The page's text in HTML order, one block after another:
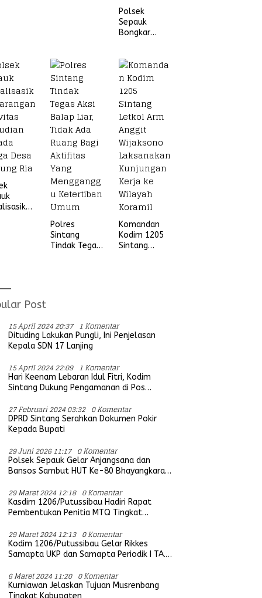
Polsek
Sepauk
Bongkar
dusun Lepung
Beruang Desa
38 Kayu Lapis
Polres
Sintang
Tindak Tegas
Umum
Komandan
Kodim 1205
Sintang
Koramil
Post
15 April 2024 20:37 1 Komentar
Dituding Lakukan Pungli, Ini Penjelasan
Kepala SDN 17 Lanjing
15 April 2024 22:09 1 Komentar
Hari Keenam Lebaran Idul Fitri, Kodim
Sintang Dukung Pengamanan di Pos
27 Februari 2024 03:32 0 Komentar
DPRD Sintang Serahkan Dokumen Pokir
Kepada Bupati
29 Juni 2026 11:17 0 Komentar
Polsek Sepauk Gelar Anjangsana dan
Bansos Sambut HUT Ke-80 Bhayangkara
29 Maret 2024 12:18 0 Komentar
Kasdim 1206/Putussibau Hadiri Rapat
Pembentukan Penitia MTQ Tingkat
29 Maret 2024 12:13 0 Komentar
Kodim 1206/Putussibau Gelar Rikkes
Samapta UKP dan Samapta Periodik I TA.
6 Maret 2024 11:20 0 Komentar
Kurniawan Jelaskan Tujuan Musrenbang
Tingkat Kabupaten